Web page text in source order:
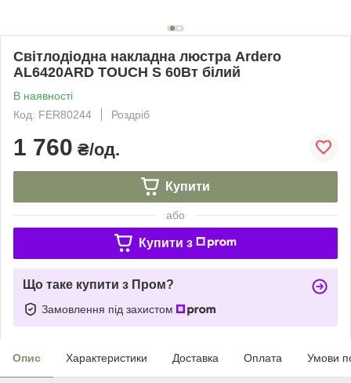
Світлодіодна накладна люстра Ardero
AL6420ARD TOUCH S 60Вт білий
В наявності
Код: FER80244
Роздріб
1 760 ₴/од.
Купити
або
Купити з
Що таке купити з Пром?
Замовлення під захистом
Опис Характеристики Доставка Оплата Умови